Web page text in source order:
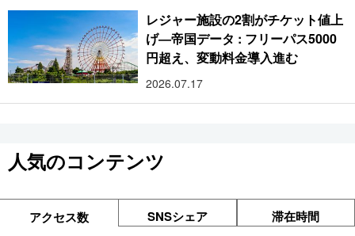
レジャー施設の2割がチケット値上
げ―帝国データ : フリーパス5000
円超え、変動料金導入進む
2026.07.17
人気のコンテンツ
アクセス数 SNSシェア 滞在時間